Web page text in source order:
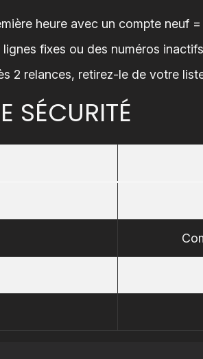
heure avec un compte neuf =
fixes ou des numéros
2 relances, retirez-le de votre
SÉCURITÉ